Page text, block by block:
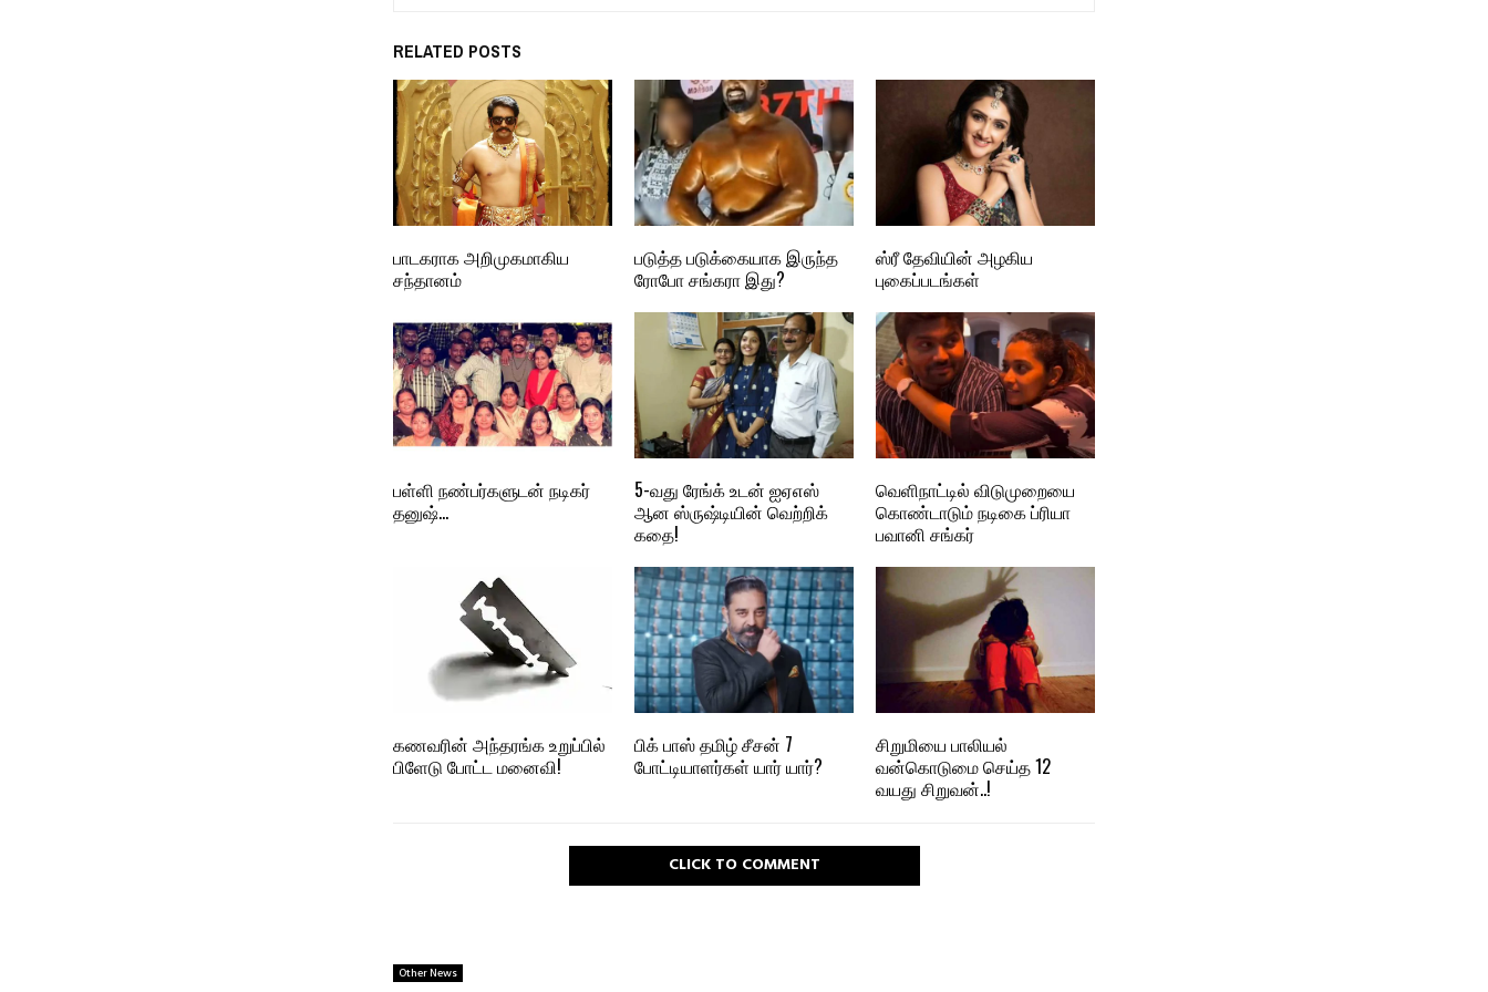
RELATED POSTS
பாடகராக அறிமுகமாகிய
சந்தானம்
படுத்த படுக்கையாக இருந்த
ரோபோ சங்கரா இது?
ஸ்ரீ தேவியின் அழகிய
புகைப்படங்கள்
பள்ளி நண்பர்களுடன் நடிகர்
தனுஷ்…
5-வது ரேங்க் உடன் ஐஏஎஸ்
ஆன ஸ்ருஷ்டியின் வெற்றிக்
கதை!
வெளிநாட்டில் விடுமுறையை
கொண்டாடும் நடிகை ப்ரியா
பவானி சங்கர்
கணவரின் அந்தரங்க உறுப்பில்
பிளேடு போட்ட மனைவி!
பிக் பாஸ் தமிழ் சீசன் 7
போட்டியாளர்கள் யார் யார்?
சிறுமியை பாலியல்
வன்கொடுமை செய்த 12
வயது சிறுவன்..!
CLICK TO COMMENT
Other News